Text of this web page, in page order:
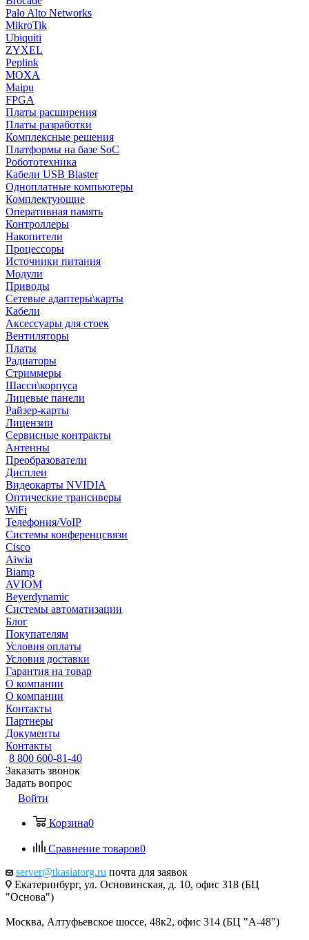
Palo Alto Networks
MikroTik
Ubiquiti
ZYXEL
Peplink
MOXA
Maipu
FPGA
Платы расширения
Платы разработки
Комплексные решения
Платформы на базе SoC
Робототехника
Кабели USB Blaster
Одноплатные компьютеры
Комплектующие
Оперативная память
Контроллеры
Накопители
Процессоры
Источники питания
Модули
Приводы
Сетевые адаптеры\карты
Кабели
Аксессуары для стоек
Вентиляторы
Платы
Радиаторы
Стриммеры
Шасси\корпуса
Лицевые панели
Райзер-карты
Лицензии
Сервисные контракты
Антенны
Преобразователи
Дисплеи
Видеокарты NVIDIA
Оптические трансиверы
WiFi
Телефония/VoIP
Системы конференцсвязи
Cisco
Aiwia
Biamp
AVIOM
Beyerdynamic
Системы автоматизации
Блог
Покупателям
Условия оплаты
Условия доставки
Гарантия на товар
О компании
О компании
Контакты
Партнеры
Документы
Контакты
8 800 600-81-40
Заказать звонок
Задать вопрос
Войти
Корзина0
Сравнение товаров0
server@tkasiatorg.ru почта для заявок
Екатеринбург, ул. Основинская, д. 10, офис 318 (БЦ
"Основа")
Москва, Алтуфьевское шоссе, 48к2, офис 314 (БЦ "А-48")